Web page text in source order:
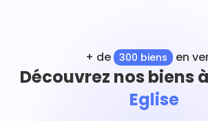
+ de 300 biens en
Découvrez nos biens
Eglise